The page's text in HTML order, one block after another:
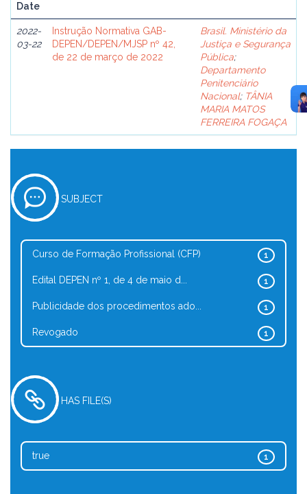
Date
2022-
03-22
Instrução Normativa GAB-
DEPEN/DEPEN/MJSP nº 42,
de 22 de março de 2022
Brasil. Ministério da
Justiça e Segurança
Pública;
Departamento
Penitenciário
Nacional; TÂNIA
MARIA MATOS
FERREIRA FOGAÇA
SUBJECT
1
Curso de Formação Profissional (CFP)
1
Edital DEPEN nº 1, de 4 de maio d...
1
Publicidade dos procedimentos ado...
1
Revogado
HAS FILE(S)
1
true